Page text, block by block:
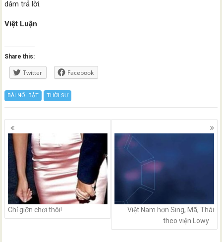
dám trả lời.
Việt Luận
Share this:
Twitter Facebook
BÀI NỔI BẬT THỜI SỰ
Posts
navigation
Chỉ giỡn chơi thôi!
Việt Nam hơn Sing, Mã, Thái
theo viện Lowy